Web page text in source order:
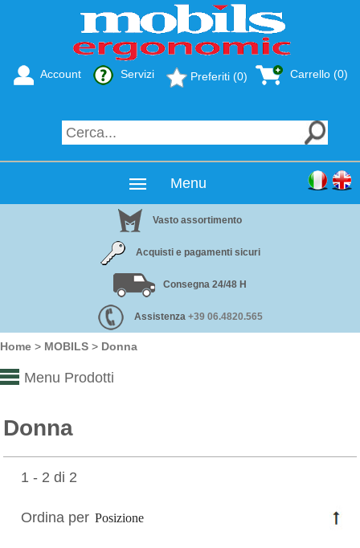
Carrello (0)
Preferiti (0)
Servizi
Account
Menu
Vasto assortimento
Acquisti e pagamenti sicuri
Consegna 24/48 H
Assistenza +39 06.4820.565
Home > MOBILS > Donna
Menu Prodotti
Donna
1 - 2 di 2
Ordina per